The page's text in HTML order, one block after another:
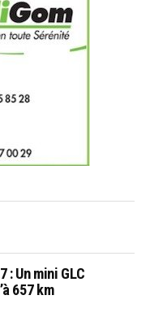
: Un mini GLC
657 km